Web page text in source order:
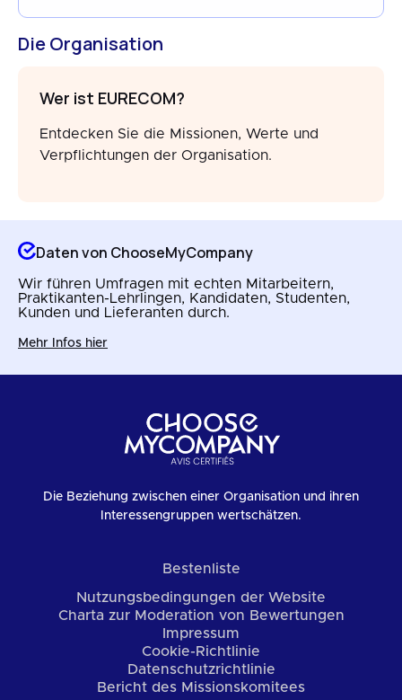
Die Organisation
Wer ist EURECOM?
Entdecken Sie die Missionen, Werte und
Verpflichtungen der Organisation.
Daten von ChooseMyCompany
Wir führen Umfragen mit echten Mitarbeitern,
Praktikanten-Lehrlingen, Kandidaten, Studenten,
Kunden und Lieferanten durch.
Mehr Infos hier
Die Beziehung zwischen einer Organisation und ihren
Interessengruppen wertschätzen.
Bestenliste
Nutzungsbedingungen der Website
Charta zur Moderation von Bewertungen
Impressum
Cookie-Richtlinie
Datenschutzrichtlinie
Bericht des Missionskomitees